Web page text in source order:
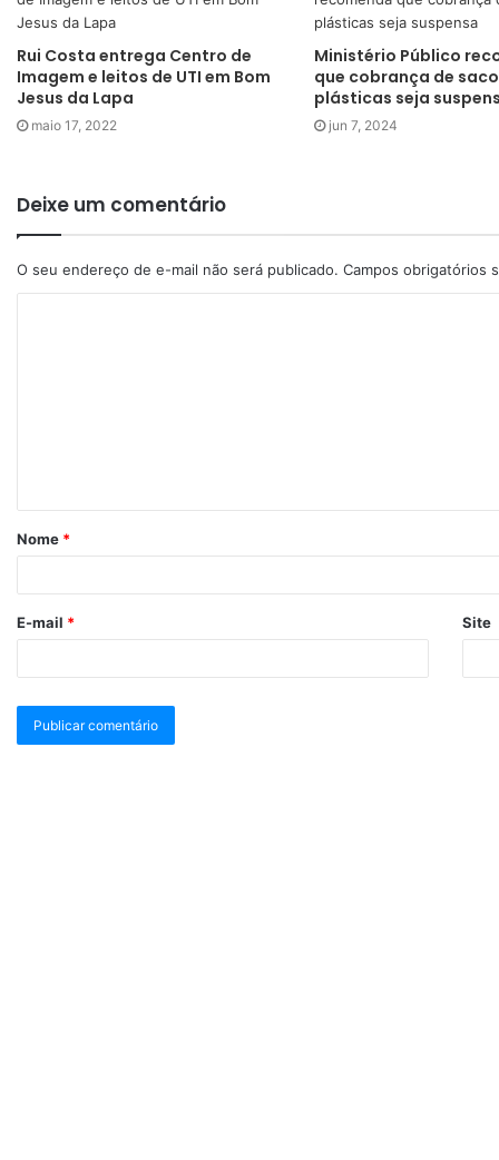
Rui Costa entrega Centro de
Imagem e leitos de UTI em Bom
Jesus da Lapa
maio 17, 2022
Ministério Público
que cobrança de
plásticas seja
jun 7, 2024
Deixe um comentário
O seu endereço de e-mail não será publicado. Campos obrigatórios
Nome *
E-mail * Site